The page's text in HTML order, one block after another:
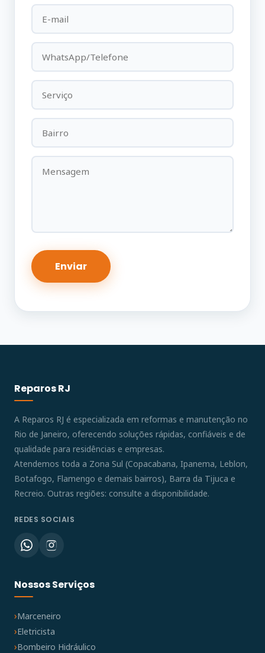
Reparos RJ
A Reparos RJ é especializada em reformas e manutenção no
Rio de Janeiro, oferecendo soluções rápidas, confiáveis e de
qualidade para residências e empresas.
Atendemos toda a Zona Sul (Copacabana, Ipanema, Leblon,
Botafogo, Flamengo e demais bairros), Barra da Tijuca e
Recreio. Outras regiões: consulte a disponibilidade.
REDES SOCIAIS
Nossos Serviços
Marceneiro
Eletricista
Bombeiro Hidráulico